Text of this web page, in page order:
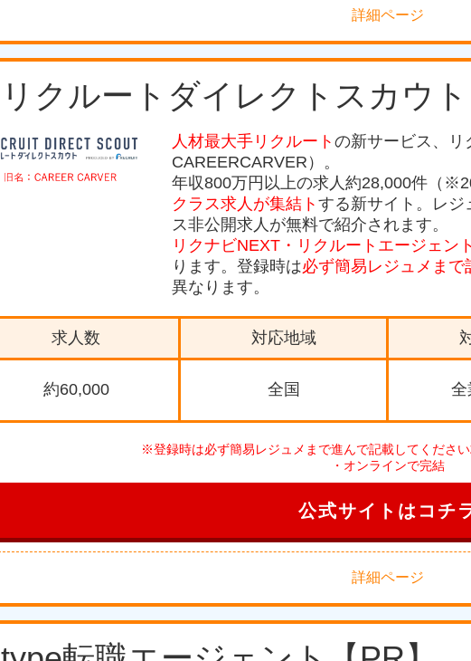
詳細ページ
リクルートダイレクトスカウト
人材最大手リクルート の新サービス、リ
CAREERCARVER）。
年収800万円以上の求人約28,000件（
クラス求人が集結ト する新サイト。レジ
ス非公開求人が無料で紹介されます。
リクナビNEXT・リクルートエージェン
ります。登録時は必ず簡易レジュメまで
異なります。
求人数 対応地域
約60,000 全国 全
※登録時は必ず簡易レジュメまで進んで記載してください
・オンラインで完結
公式サイトはコチ
詳細ページ